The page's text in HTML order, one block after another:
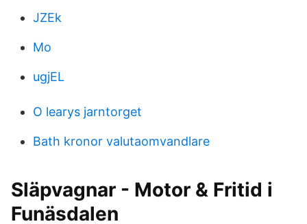
JZEk
Mo
ugjEL
O learys jarntorget
Bath kronor valutaomvandlare
Släpvagnar - Motor & Fritid i
Funäsdalen